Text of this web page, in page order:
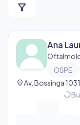
filter_alt
Ana
OSPE
location_on
progress_activity